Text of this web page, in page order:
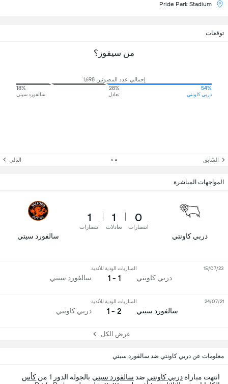
Pride Park Stadium
توقعات
من سيفوز؟
إجمالي عدد المصوتين 1,698
54%
دربي كاونتي
28%
تعادل
18%
سالفورد سيتي
السّابق التالي
المواجهات المباشرة
دربي كاونتي
0
انتصارات
1
تعادلات
1
انتصارات
سالفورد سيتي
دربي كاونتي
المباريات الودية للأندية
1 - 1 سالفورد سيتي
15/07/23
سالفورد سيتي
المباريات الودية للأندية
2 - 1 دربي كاونتي
24/07/21
عرض الكل
معلومات عن دربي كاونتي ضد سالفورد سيتي
انتهت مباراة دربي كاونتي ضد سالفورد سيتي بالجولة الدور 1 من
كأس